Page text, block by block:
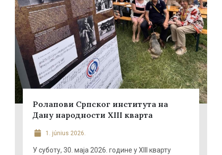
Ролапови Српског института на
Дану народности XIII кварта
1. június 2026.
У суботу, 30. маја 2026. године у XIII кварту